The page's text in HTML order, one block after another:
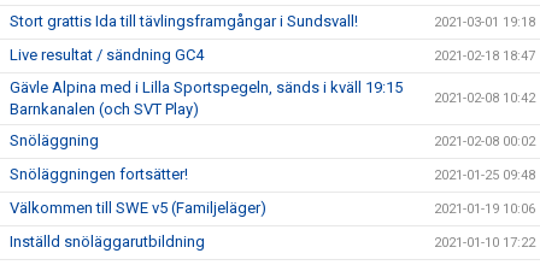
Stort grattis Ida till tävlingsframgångar i Sundsvall! 2021-03-01 19:18
Live resultat / sändning GC4 2021-02-18 18:47
Gävle Alpina med i Lilla Sportspegeln, sänds i kväll 19:15
Barnkanalen (och SVT Play)
2021-02-08 10:42
Snöläggning 2021-02-08 00:02
Snöläggningen fortsätter! 2021-01-25 09:48
Välkommen till SWE v5 (Familjeläger) 2021-01-19 10:06
Inställd snöläggarutbildning 2021-01-10 17:22